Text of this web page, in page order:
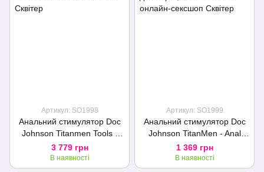
Артикул: SO1998
Анальний стимулятор Doc
Johnson Titanmen Tools -
Intimidator, діаметр 8,9 см
3 779 грн
В наявності
Артикул: SO1999
Анальний стимулятор Doc
Johnson TitanMen - Anal
Stretcher 6 Inch Plug,
діаметр 6,6 см
1 369 грн
В наявності